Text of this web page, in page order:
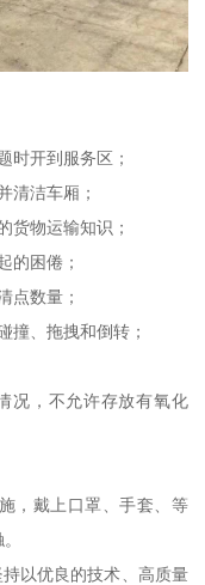
时开到服务区；
清洁车厢；
货物运输知识；
的困倦；
点数量；
撞、拖拽和倒转；
况，不允许存放有氧化
，戴上口罩、手套、等
以优良的技术、高质量